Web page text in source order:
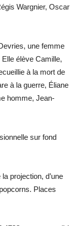
Wargnier, Oscar
une femme
élève Camille,
à la mort de
à la guerre, Éliane
homme, Jean-
sur fond
projection, d’une
Places